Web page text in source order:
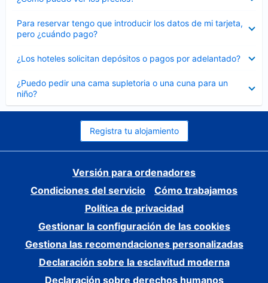
cerrado
Para reservar tengo que introducir los datos de mi tarjeta,
pero ¿cuándo pago?
cerrado
¿Los hoteles solicitan depósitos o pagos por adelantado?
cerrado
¿Puedo pedir una cama supletoria o una cuna para un
niño?
cerrado
Registra tu alojamiento
Versión para ordenadores
Condiciones del servicio
Cómo trabajamos
Política de privacidad
Gestionar la configuración de las cookies
Gestiona las recomendaciones personalizadas
Declaración sobre la esclavitud moderna
Declaración sobre derechos humanos